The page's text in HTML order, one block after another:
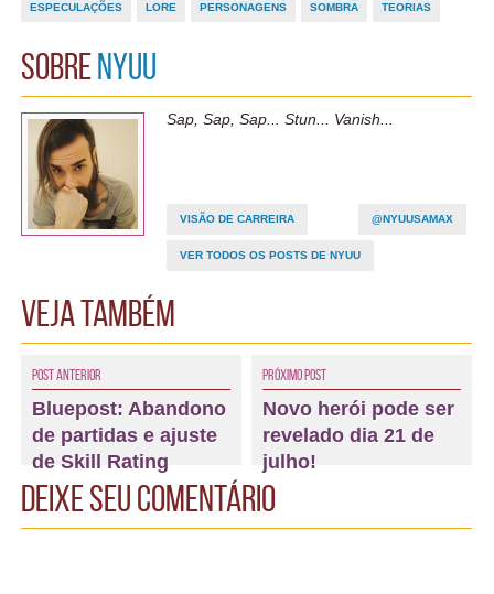
ESPECULAÇÕES LORE PERSONAGENS SOMBRA TEORIAS
SobreNyuu
Sap, Sap, Sap... Stun... Vanish...
VISÃO DE CARREIRA @NYUUSAMAX
VER TODOS OS POSTS DE NYUU
Veja também
Post Anterior
Bluepost: Abandono
de partidas e ajuste
de Skill Rating
Próximo Post
Novo herói pode ser
revelado dia 21 de
julho!
Deixe seu comentário